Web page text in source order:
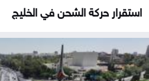
استقرار حركة الشحن في الخليج